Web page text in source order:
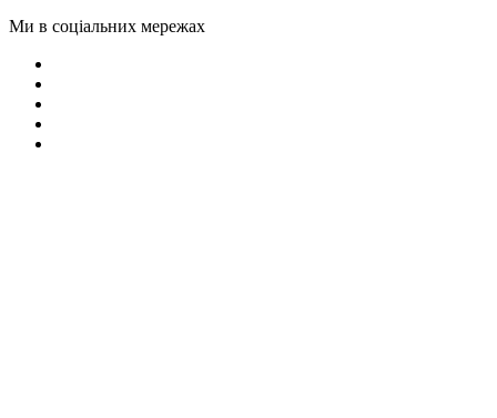
Ми в соціальних мережах